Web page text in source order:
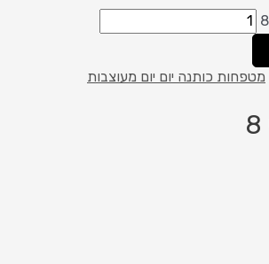
מטפחות כותנה יום יום מעוצבות